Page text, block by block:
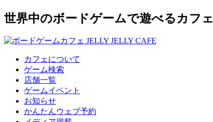
世界中のボードゲームで遊べるカフェ
カフェについて
ゲーム検索
店舗一覧
ゲームイベント
お知らせ
かんたんウェブ予約